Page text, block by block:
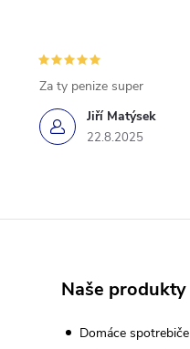
Jiří Matýsek
22.8.2025
Za ty penize super
Naše produkty
Domáce spotrebiče